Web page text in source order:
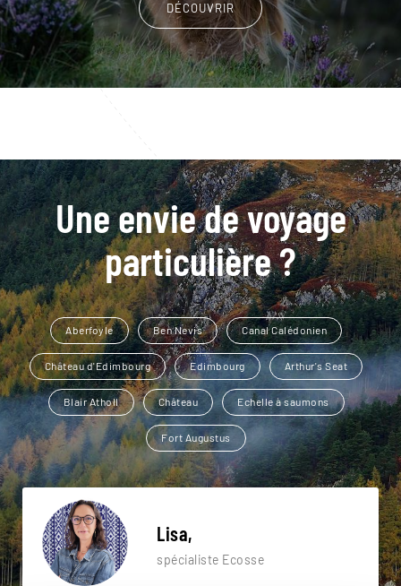
DÉCOUVRIR
Une envie de voyage
particulière ?
Aberfoyle Ben Nevis Canal Calédonien
Château d'Edimbourg Edimbourg Arthur's Seat
Blair Atholl Château Echelle à saumons
Fort Augustus
Lisa,
spécialiste Ecosse